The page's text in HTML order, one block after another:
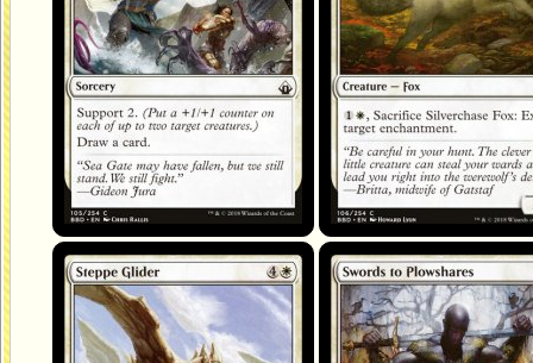
Planeur des steppes Retour au pays